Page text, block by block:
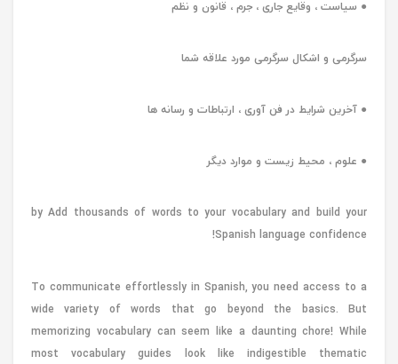
● سیاست ، وقایع جاری ، جرم ، قانون و نظم
سرگرمی و اشکال سرگرمی مورد علاقه شما
● آخرین شرایط در فن آوری ، ارتباطات و رسانه ها
● علوم ، محیط زیست و موارد دیگر
by Add thousands of words to your vocabulary and build your
Spanish language confidence!
To communicate effortlessly in Spanish, you need access to a
wide variety of words that go beyond the basics. But
memorizing vocabulary can seem like a daunting chore! While
most vocabulary guides look like indigestible thematic